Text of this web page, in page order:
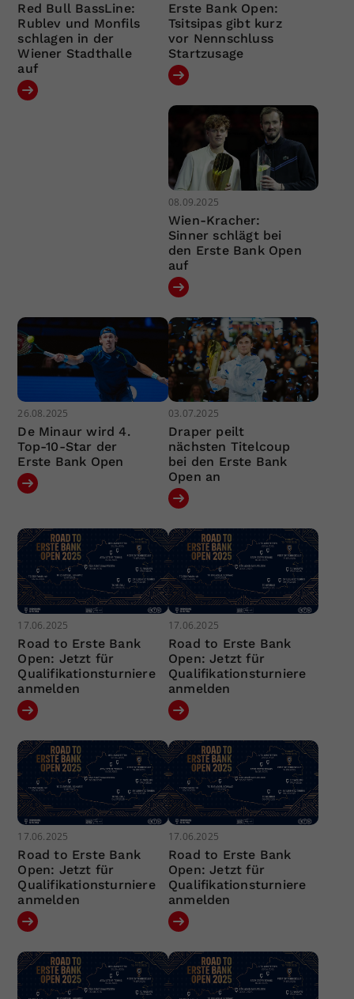
Red Bull BassLine:
Rublev und Monfils
schlagen in der
Wiener Stadthalle
auf
Erste Bank Open:
Tsitsipas gibt kurz
vor Nennschluss
Startzusage
08.09.2025
Wien-Kracher:
Sinner schlägt bei
den Erste Bank Open
auf
26.08.2025
De Minaur wird 4.
Top-10-Star der
Erste Bank Open
03.07.2025
Draper peilt
nächsten Titelcoup
bei den Erste Bank
Open an
17.06.2025
Road to Erste Bank
Open: Jetzt für
Qualifikationsturniere
anmelden
17.06.2025
Road to Erste Bank
Open: Jetzt für
Qualifikationsturniere
anmelden
17.06.2025
Road to Erste Bank
Open: Jetzt für
Qualifikationsturniere
anmelden
17.06.2025
Road to Erste Bank
Open: Jetzt für
Qualifikationsturniere
anmelden